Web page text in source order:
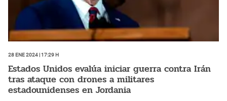
28 Ene 2024 | 17:29 h
Estados Unidos evalúa iniciar guerra contra Irán
tras ataque con drones a militares
estadounidenses en Jordania